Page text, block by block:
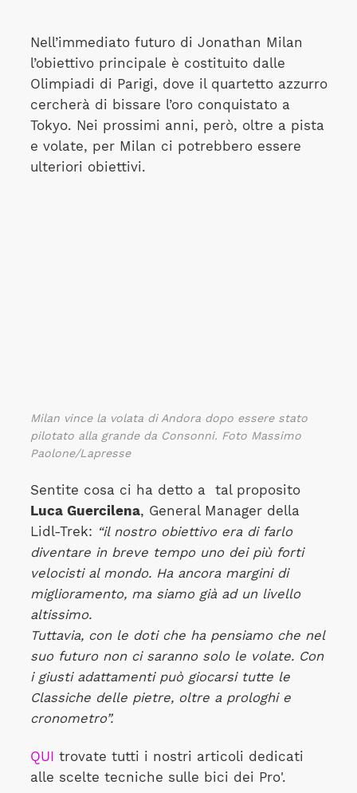
Nell’immediato futuro di Jonathan Milan
l’obiettivo principale è costituito dalle
Olimpiadi di Parigi, dove il quartetto azzurro
cercherà di bissare l’oro conquistato a
Tokyo. Nei prossimi anni, però, oltre a pista
e volate, per Milan ci potrebbero essere
ulteriori obiettivi.
Milan vince la volata di Andora dopo essere stato
pilotato alla grande da Consonni. Foto Massimo
Paolone/Lapresse
Sentite cosa ci ha detto a
tal proposito
Luca Guercilena, General Manager della
Lidl-Trek: “il nostro obiettivo era di farlo
diventare in breve tempo uno dei più forti
velocisti al mondo. Ha ancora margini di
miglioramento, ma siamo già ad un livello
altissimo.
Tuttavia, con le doti che ha pensiamo che nel
suo futuro non ci saranno solo le volate. Con
i giusti adattamenti può giocarsi tutte le
Classiche delle pietre, oltre a prologhi e
cronometro”.
QUI
trovate tutti i nostri articoli dedicati
alle scelte tecniche sulle bici dei Pro'.